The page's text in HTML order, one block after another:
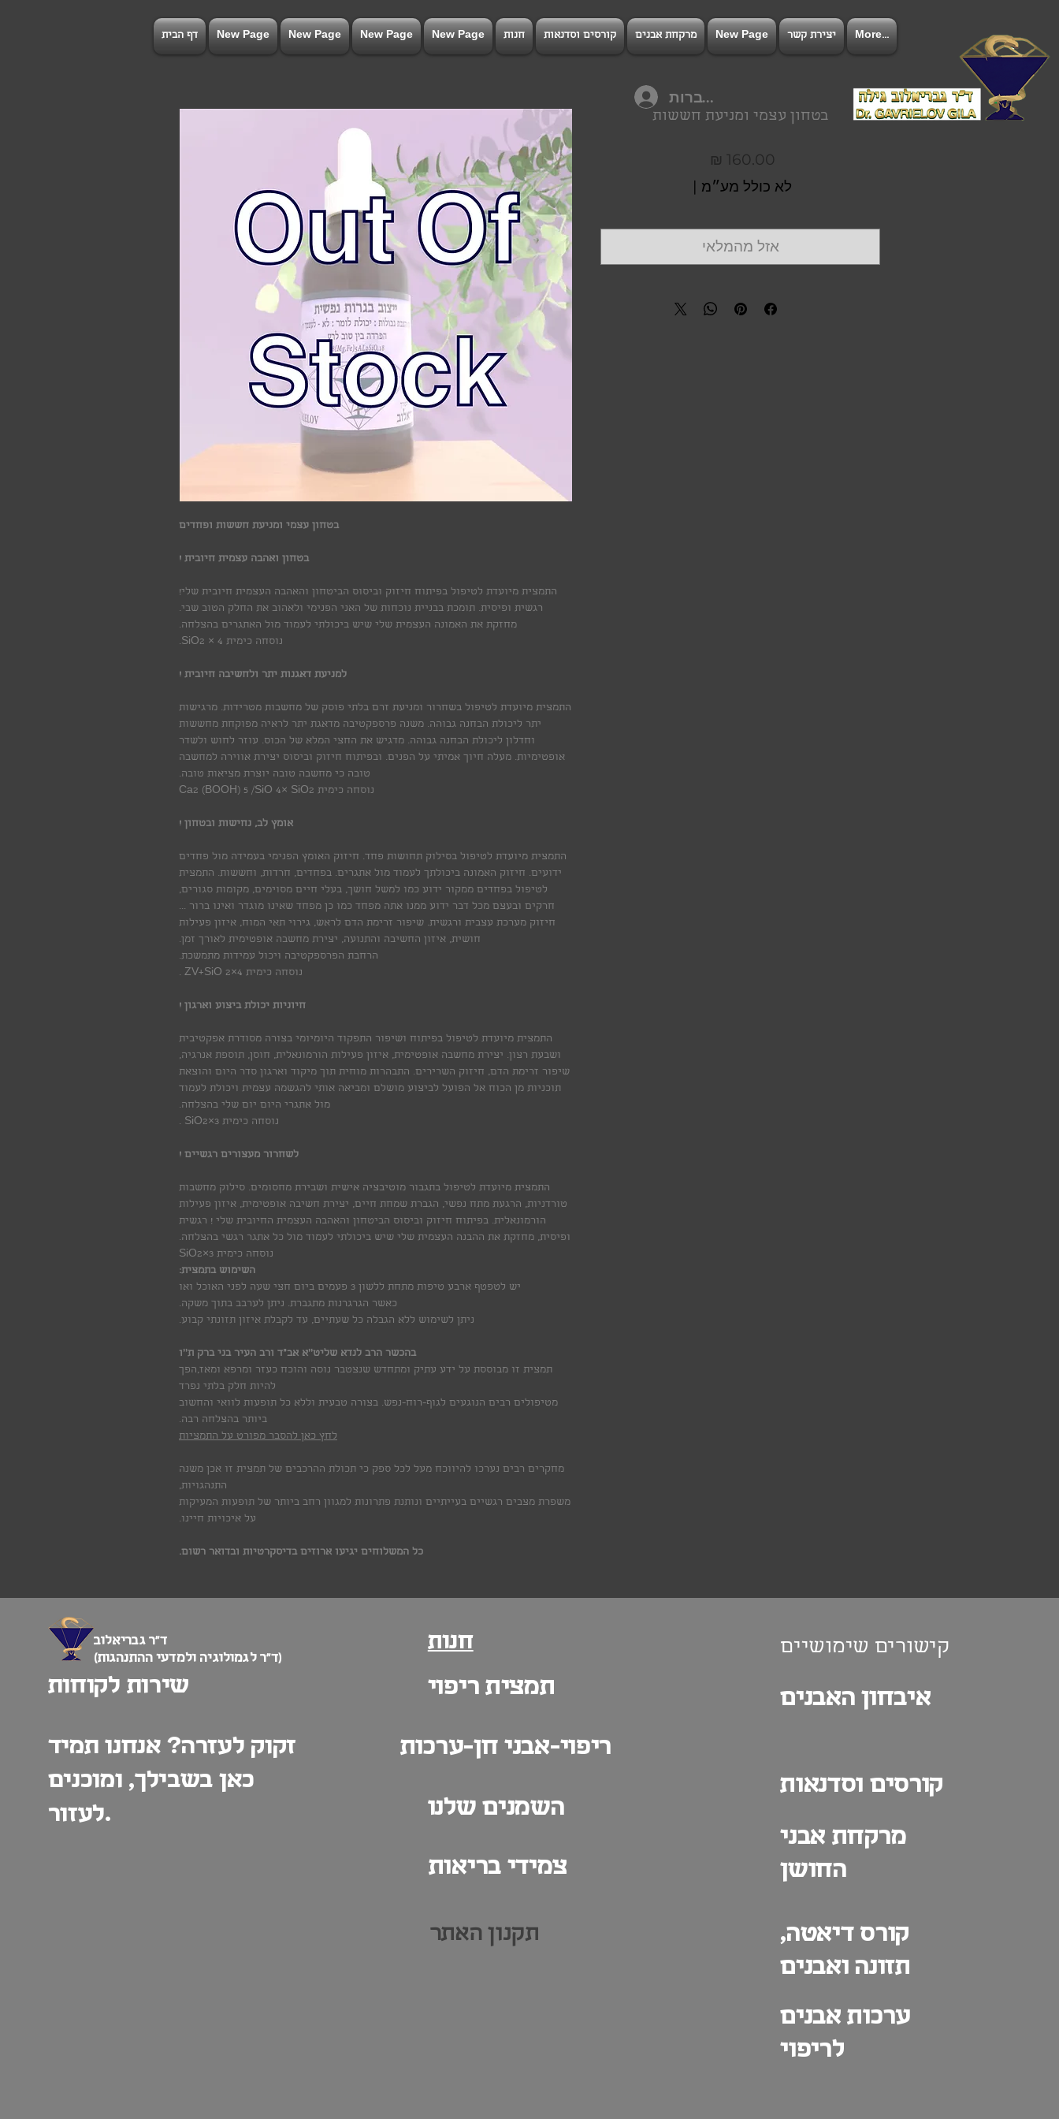
להתחברות
דף הבית New Page New Page New Page New Page חנות קורסים וסדנאות מרקחת אבנים New Page יצירת קשר More...
בטחון עצמי ומניעת חששות ופחדים
בטחון ואהבה עצמית חיובית !
התמצית מיועדת לטיפול בפיתוח חיזוק וביסוס הביטחון והאהבה העצמית חיובית שלי!
רגשית ופיסית. תומכת בבניית נוכחות של האני הפנימי ולאהוב את החלק הטוב שבי.
מחזקת את האמונה העצמית שלי שיש ביכולתי לעמוד מול האתגרים בהצלחה.
נוסחה כימית SiO2 × 4.
למניעת דאגנות יתר ולחשיבה חיובית !
התמצית מיועדת לטיפול בשחרור ומניעת זרם בלתי פוסק של מחשבות מטרידות. מרגישות
יתר ליכולת הבחנה גבוהה. משנה פרספקטיבה מדאגת יתר לראיה מפוקחת מחששות
וחדלון ליכולת הבחנה גבוהה. מדגיש את החצי המלא של הכוס. עוזר לחוש ולשדר
אופטימיות. מעלה חיוך אמיתי על הפנים. ובפיתוח חיזוק וביסוס יצירת אווירה למחשבה
טובה כי מחשבה טובה יוצרת מציאות טובה.
נוסחה כימית Ca2 (BOOH) 5 /SiO 4× SiO2
אומץ לב, נחישות ובטחון !
התמצית מיועדת לטיפול בסילוק תחושות פחד. חיזוק האומץ הפנימי בעמידה מול פחדים
ידועים. חיזוק האמונה ביכולתך לעמוד מול אתגרים. בפחדים, חרדות, וחששות. התמצית
לטיפול בפחדים ממקור ידוע כמו למשל חושך, בעלי חיים מסוימים, מקומות סגורים,
חרקים ובעצם מכל דבר ידוע ממנו אתה מפחד כמו כן מפחד שאינו מוגדר ואינו ברור ...
חיזוק מערכת עצבית ורגשית. שיפור זרימת הדם לראש, גירוי תאי המוח, איזון פעילות
חושית, איזון החשיבה והתנועה, יצירת מחשבה אופטימית לאורך זמן.
הרחבת הפרספקטיבה ויכול עמידות מתמשכת.
נוסחה כימית ZV+SiO 2×4 .
חיוניות יכולת ביצוע וארגון !
התמצית מיועדת לטיפול בפיתוח ושיפור התפקוד היומיומי בצורה מסודרת אפקטיבית
ושבעת רצון. יצירת מחשבה אופטימית, איזון פעילות הורמונאלית, חוסן, תוספת אנרגיה,
שיפור זרימת הדם, חיזוק השרירים. התבהרות מוחית תוך מיקוד וארגון סדר היום והוצאת
תוכניות מן הכוח אל הפועל לביצוע מושלם ומביאה אותי להגשמה עצמית ויכולת לעמוד
מול אתגרי היום יום שלי בהצלחה.
נוסחה כימית SiO2×3 .
לשחרור מעצורים רגשיים !
התמצית מיועדת לטיפול בתגבור מוטיבציה אישית ושבירת מחסומים. סילוק מחשבות
טורדניות, הרגעת מתח נפשי, הגברת שמחת חיים, יצירת חשיבה אופטימית, איזון פעילות
הורמונאלית. בפיתוח חיזוק וביסוס הביטחון והאהבה העצמית החיובית שלי ! רגשית
ופיסית, מחזקת את ההבנה העצמית שלי שיש ביכולתי לעמוד מול כל אתגר רגשי בהצלחה.
נוסחה כימית SiO2×3
השימוש בתמצית:
יש לטפטף ארבע טיפות מתחת ללשון 3 פעמים ביום חצי שעה לפני האוכל ואו
כאשר הגרגרנות מתגברת. ניתן לערבב בתוך משקה.
ניתן לשימוש ללא הגבלה כל שעתיים, עד לקבלת איזון תזונתי קבוע.
בהכשר הרב לנדא שליט''א אב"ד ורב העיר בני ברק ת''ו
תמצית זו מבוססת על ידע עתיק ומתחדש שנצטבר נוסה והוכח כעזר ומרפא ומאז,הפך
להיות חלק בלתי נפרד
מטיפולים רבים הנוגעים לגוף-רוח-נפש. בצורה טבעית וללא כל תופעות לוואי והחשוב
ביותר בהצלחה רבה.
לחץ כאן להסבר מפורט על התמציות
מחקרים רבים נערכו להיווכח מעל לכל ספק כי תכולת ההרכבים של תמצית זו אכן משנה
התנהגויות,
משפרת מצבים רגשיים בעייתיים ונותנת פתרונות למגוון רחב ביותר של תופעות המעיקות
על איכויות חיינו.
כל המשלוחים יגיעו ארוזים בדיסקרטיות ובדואר רשום.
בטחון עצמי ומניעת חששות
לא כולל מע״מ |
אזל מהמלאי
ד”ר גבריאלוב
(ד”ר לגמולוגיה ולמדעי ההתנהגות)
שירות לקוחות
זקוק לעזרה? אנחנו תמיד
כאן בשבילך, ומוכנים
לעזור.
חנות
תמצית ריפוי
ריפוי-אבני חן-ערכות
השמנים שלנו
צמידי בריאות
תקנון האתר
קישורים שימושיים
איבחון האבנים
קורסים וסדנאות
מרקחת אבני
החושן
קורס דיאטה,
תזונה ואבנים
ערכות אבנים
לריפוי